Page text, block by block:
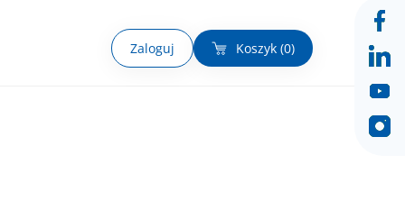
Zaloguj Koszyk (0)